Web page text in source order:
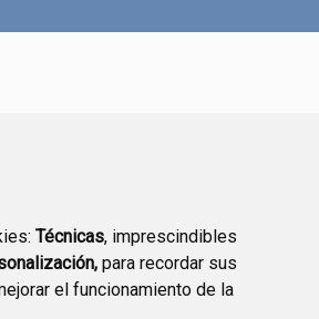
Técnicas, imprescindibles
para recordar sus
el funcionamiento de la
VALIDACIÓN DE
DOCUMENTOS